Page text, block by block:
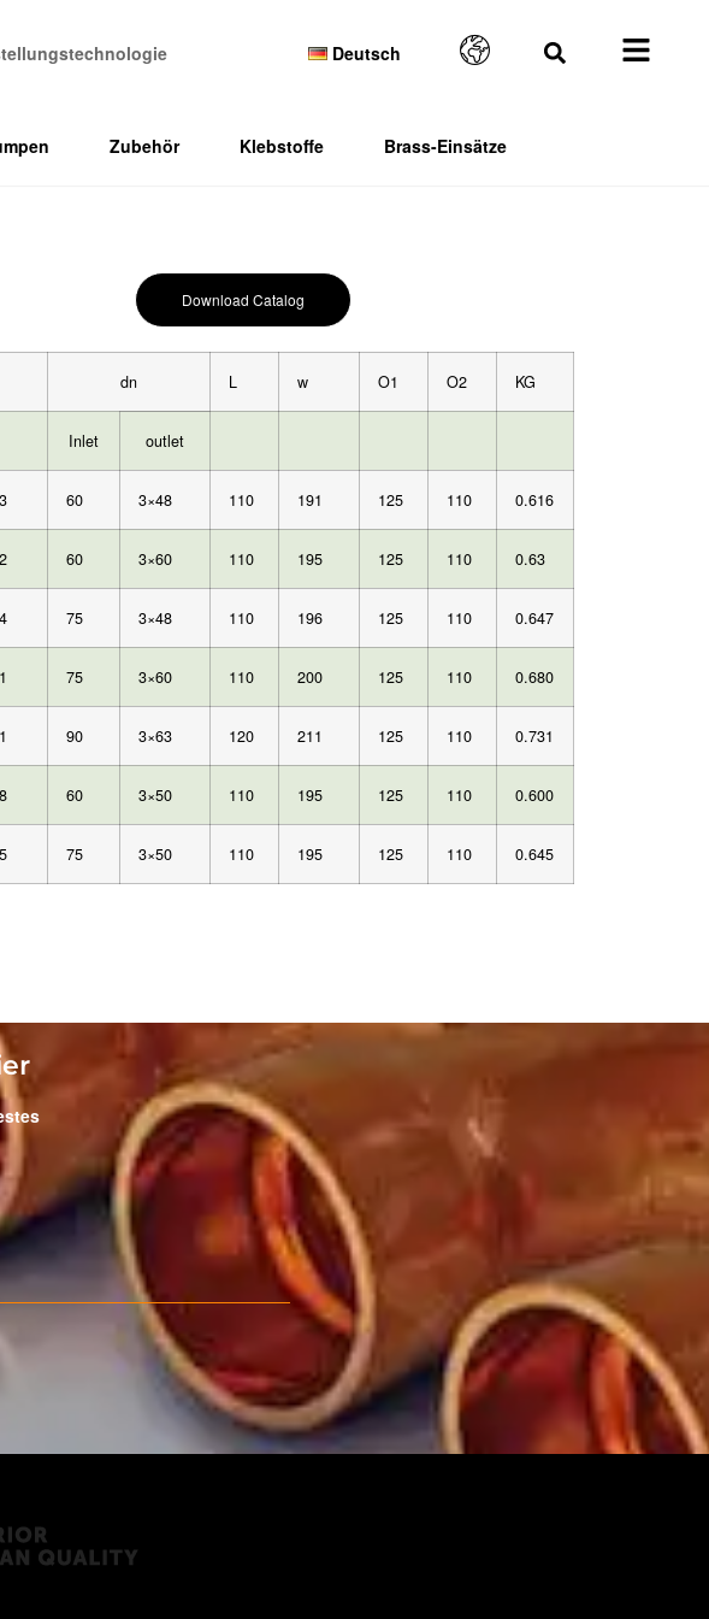
Deutsch
Zubehör Klebstoffe Brass-Einsätze
Download Catalog
dn L w O1 O2 KG
Inlet outlet
60 3×48 110 191 125 110 0.616
60 3×60 110 195 125 110 0.63
75 3×48 110 196 125 110 0.647
75 3×60 110 200 125 110 0.680
90 3×63 120 211 125 110 0.731
60 3×50 110 195 125 110 0.600
75 3×50 110 195 125 110 0.645